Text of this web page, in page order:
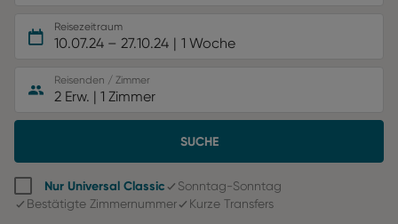
Reisezeitraum
10.07.24 – 27.10.24 1 Woche
Reisenden / Zimmer
2 Erw. | 1 Zimmer
SUCHE
Nur Universal Classic
Sonntag-Sonntag
Bestätigte Zimmernummer
Kurze Transfers